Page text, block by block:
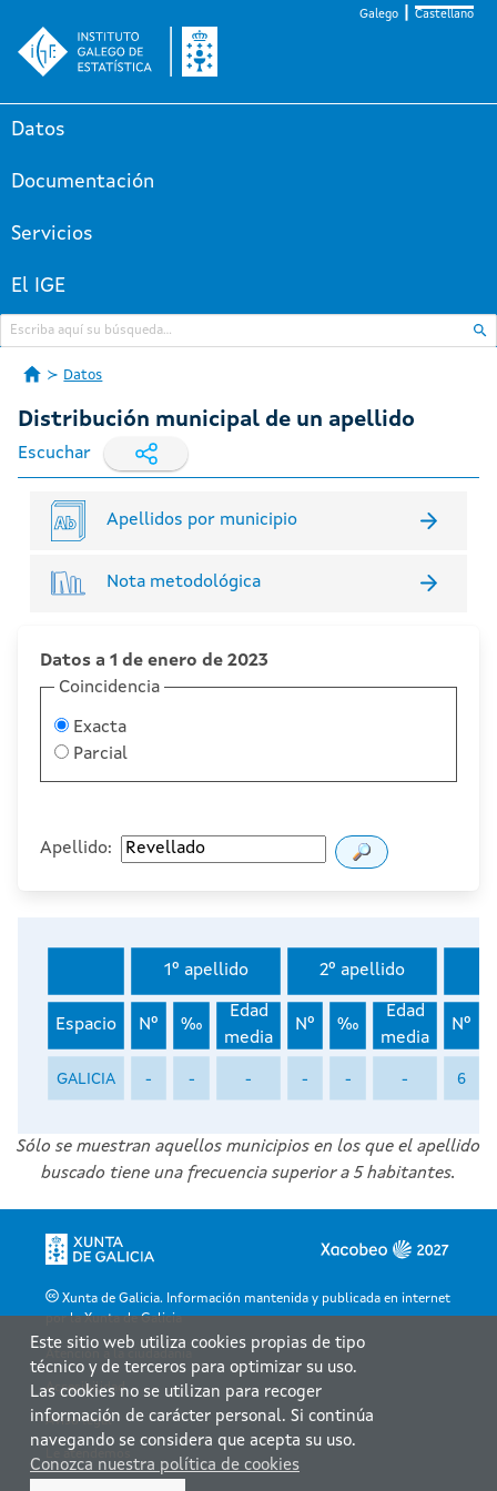
Galego Castellano
Datos
Documentación
Servicios
El IGE
Datos
Distribución municipal de un apellido
Escuchar
Apellidos por municipio
Nota metodológica
Datos a 1 de enero de 2023
Coincidencia
Exacta
Parcial
Apellido:
1º apellido 2º apellido
Espacio Nº ‰
Edad
media
Nº ‰
Edad
media
Nº
GALICIA - - - - - - 6
Sólo se muestran aquellos municipios en los que el apellido
buscado tiene una frecuencia superior a 5 habitantes.
Xunta de Galicia. Información mantenida y publicada en internet
por la Xunta de Galicia
Accesibilidad
Aviso legal
Le atendemos
Este sitio web utiliza cookies propias de tipo
técnico y de terceros para optimizar su uso.
Las cookies no se utilizan para recoger
información de carácter personal. Si continúa
navegando se considera que acepta su uso.
Conozca nuestra política de cookies